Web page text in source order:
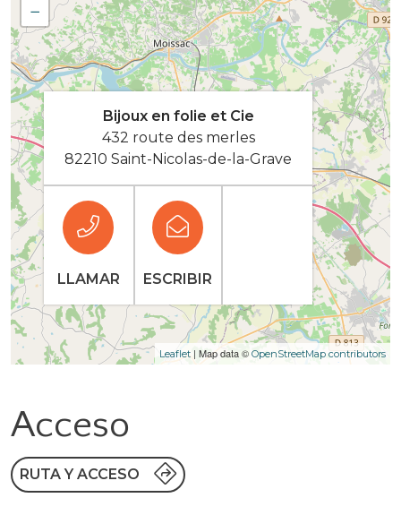
−
Leaflet | Map data © OpenStreetMap contributors
Bijoux en folie et Cie
432 route des merles
82210 Saint-Nicolas-de-la-Grave
LLAMAR ESCRIBIR
Acceso
RUTA Y ACCESO